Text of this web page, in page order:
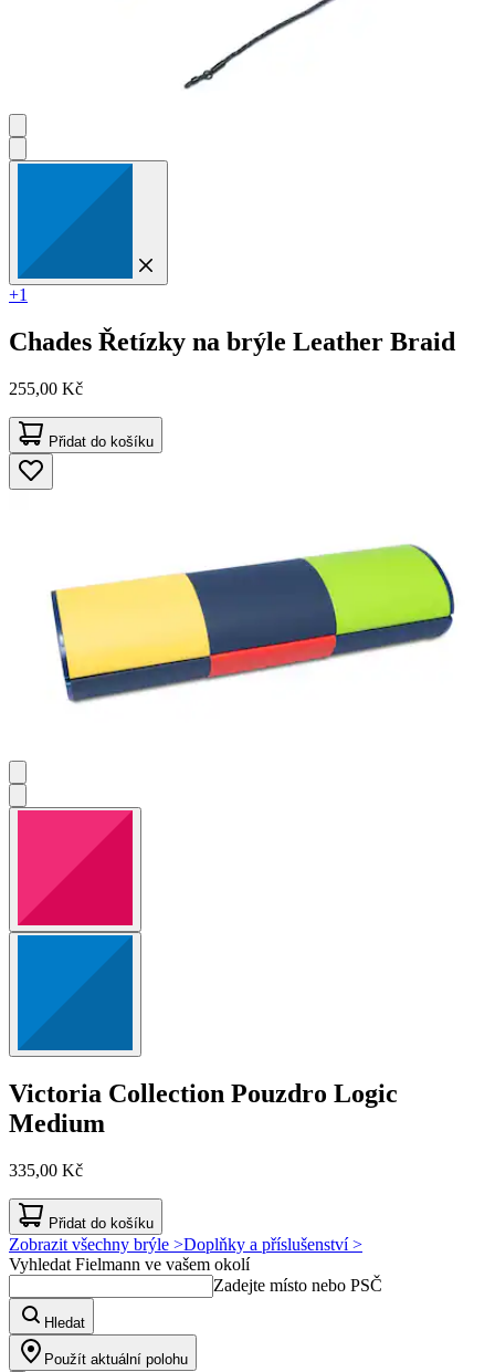
+1
Chades Řetízky na brýle Leather Braid
255,00 Kč
Přidat do košíku
Victoria Collection Pouzdro Logic
Medium
335,00 Kč
Přidat do košíku
Zobrazit všechny brýle >Doplňky a příslušenství >
Vyhledat Fielmann ve vašem okolí
Zadejte místo nebo PSČ
Hledat
Použít aktuální polohu